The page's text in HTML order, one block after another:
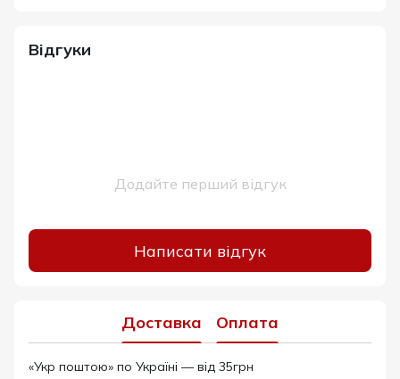
Відгуки
Додайте перший відгук
Написати відгук
Доставка Оплата
«Укр поштою» по Україні — від 35грн